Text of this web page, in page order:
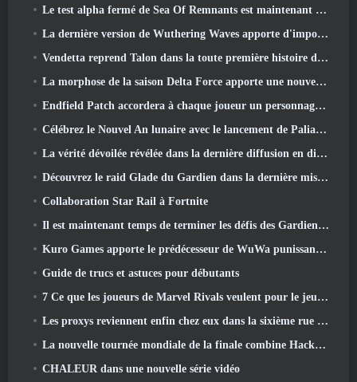
Le test alpha fermé de Sea Of Remnants est maintenant en ligne
La dernière version de Wuthering Waves apporte d'importantes baisses de savoir et des changements de qualité de vie
Vendetta reprend Talon dans la toute première histoire d'un an dans Overwatch (Pas de "2", Blizzard abandonne ça)
La morphose de la saison Delta Force apporte une nouvelle carte, Modes, Et améliorations demandées par les joueurs
Endfield Patch accordera à chaque joueur un personnage six étoiles gratuit de son choix
Célébrez le Nouvel An lunaire avec le lancement de Palia's Winter Wonder: Mise à jour du Nouvel An de Riffrocin
La vérité dévoilée révélée dans la dernière diffusion en direct
Découvrez le raid Glade du Gardien dans la dernière mise à jour de Guild Wars 2, à partir d'aujourd'hui
Collaboration Star Rail à Fortnite
Il est maintenant temps de terminer les défis des Gardiens de la Flamme sur Path of Exile pendant Legacy Of Phrecia
Kuro Games apporte le prédécesseur de WuWa punissant Grey Raven sur Steam
Guide de trucs et astuces pour débutants
7 Ce que les joueurs de Marvel Rivals veulent pour le jeu 2026
Les proxys reviennent enfin chez eux dans la sixième rue dans la version Zenless Zone Zero 2.6 Mise à jour
La nouvelle tournée mondiale de la finale combine Hackout et lasers orbitaux
CHALEUR dans une nouvelle série vidéo